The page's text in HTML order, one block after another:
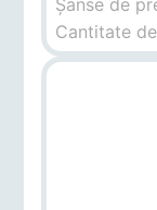
Șanse de
Cantitate